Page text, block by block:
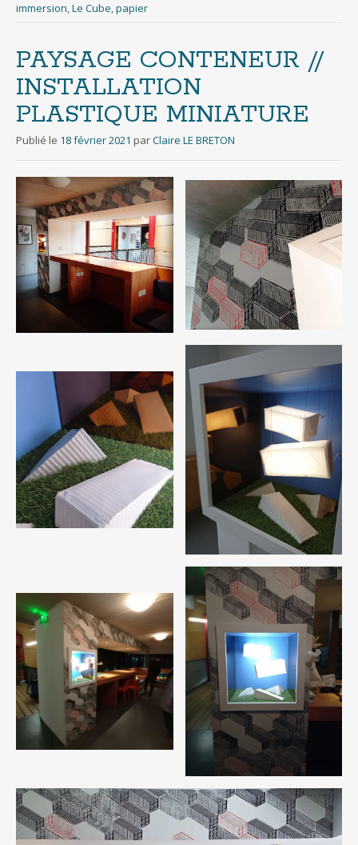
immersion,Le Cube,papier
PAYSAGE CONTENEUR //
INSTALLATION
PLASTIQUE MINIATURE
Publié le 18 février 2021 parClaire LE BRETON